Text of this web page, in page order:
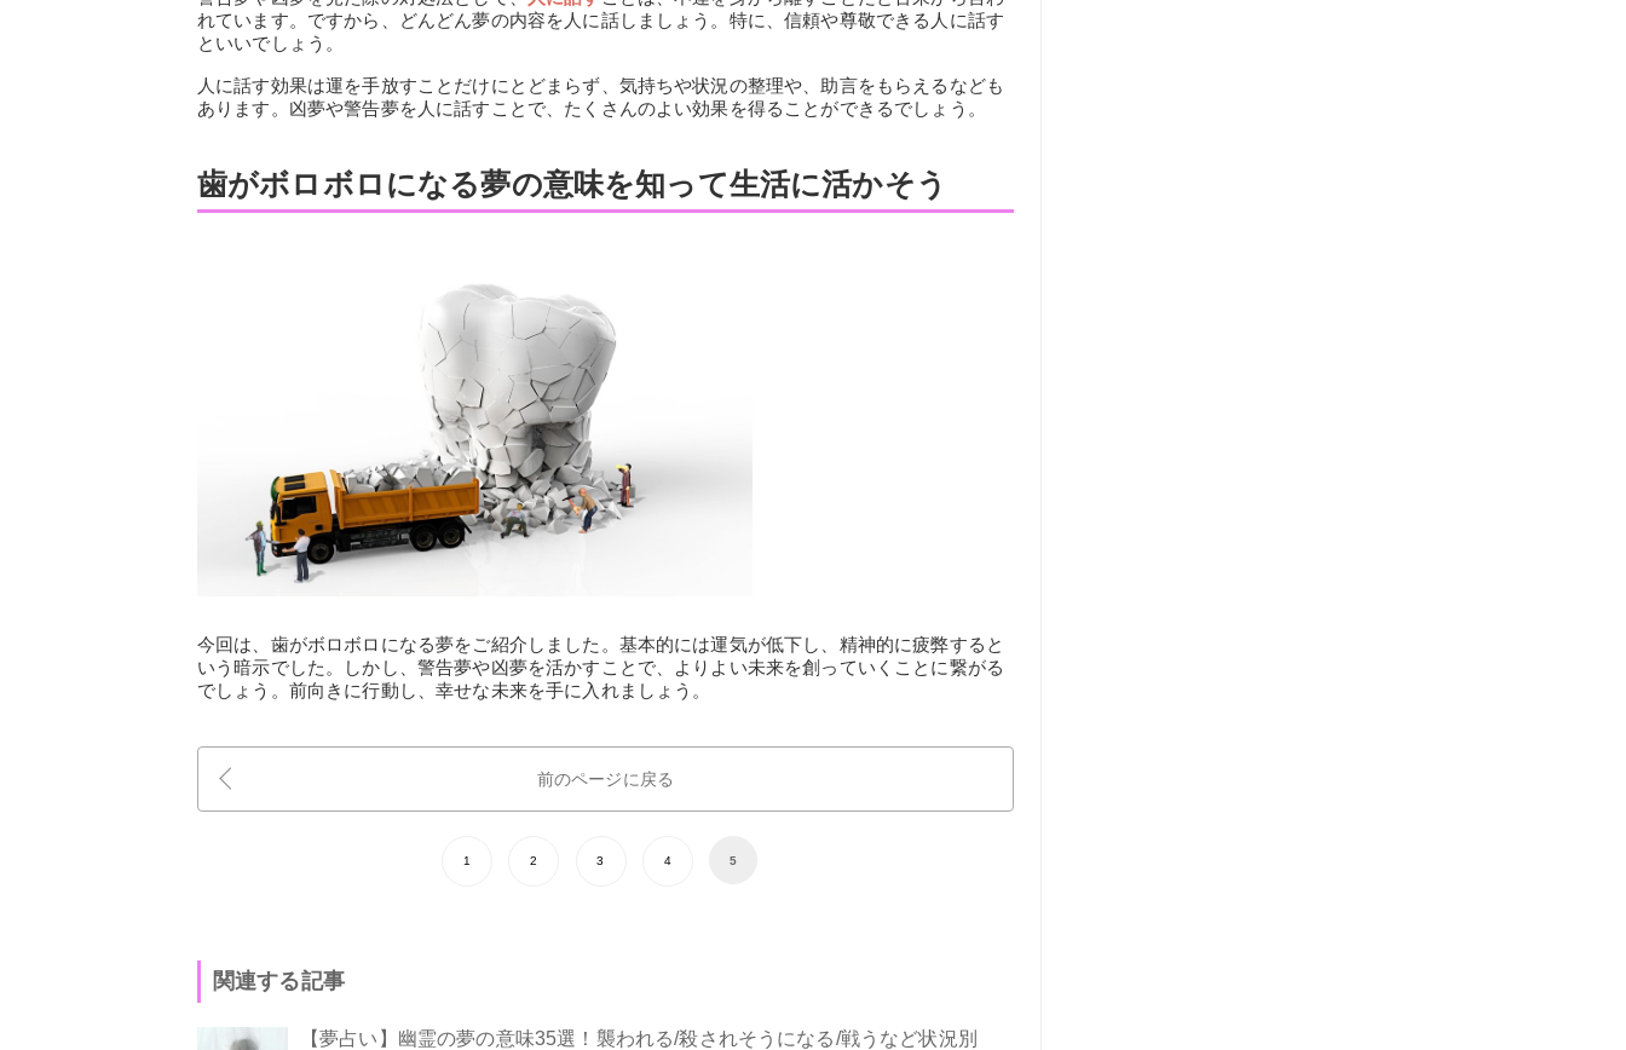
れています。ですから、どんどん夢の内容を人に話しましょう。特に、信頼や尊敬できる人に話す
といいでしょう。
人に話す効果は運を手放すことだけにとどまらず、気持ちや状況の整理や、助言をもらえるなども
あります。凶夢や警告夢を人に話すことで、たくさんのよい効果を得ることができるでしょう。
歯がボロボロになる夢の意味を知って生活に活かそう
今回は、歯がボロボロになる夢をご紹介しました。基本的には運気が低下し、精神的に疲弊すると
いう暗示でした。しかし、警告夢や凶夢を活かすことで、よりよい未来を創っていくことに繋がる
でしょう。前向きに行動し、幸せな未来を手に入れましょう。
前のページに戻る
1 2 3 4 5
関連する記事
【夢占い】幽霊の夢の意味35選！襲われる/殺されそうになる/戦うなど状況別